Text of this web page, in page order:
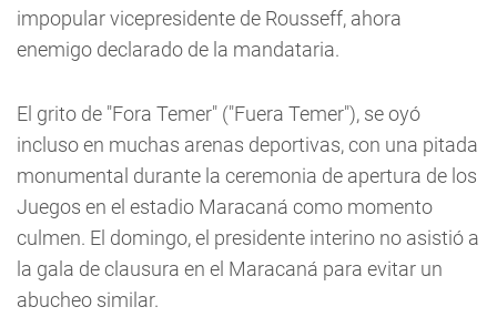
impopular vicepresidente de Rousseff, ahora
enemigo declarado de la mandataria.
El grito de "Fora Temer" ("Fuera Temer"), se oyó
incluso en muchas arenas deportivas, con una pitada
monumental durante la ceremonia de apertura de los
Juegos en el estadio Maracaná como momento
culmen. El domingo, el presidente interino no asistió a
la gala de clausura en el Maracaná para evitar un
abucheo similar.